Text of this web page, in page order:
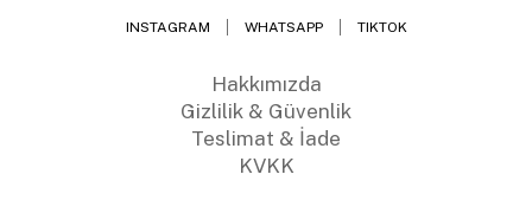
INSTAGRAM WHATSAPP TIKTOK
Hakkımızda
Gizlilik & Güvenlik
Teslimat & İade
KVKK